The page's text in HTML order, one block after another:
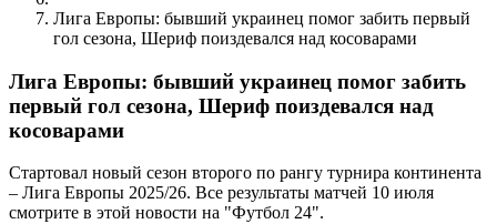
Лига Европы: бывший украинец помог забить первый
гол сезона, Шериф поиздевался над косоварами
Лига Европы: бывший украинец помог забить
первый гол сезона, Шериф поиздевался над
косоварами
Стартовал новый сезон второго по рангу турнира континента
– Лига Европы 2025/26. Все результаты матчей 10 июля
смотрите в этой новости на "Футбол 24".